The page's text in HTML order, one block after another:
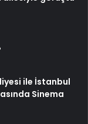
ile İstanbul
Sinema